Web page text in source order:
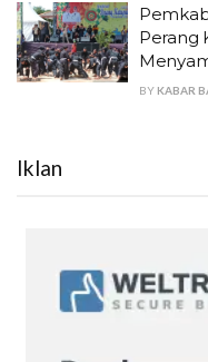
Perang
BY KABAR
Iklan